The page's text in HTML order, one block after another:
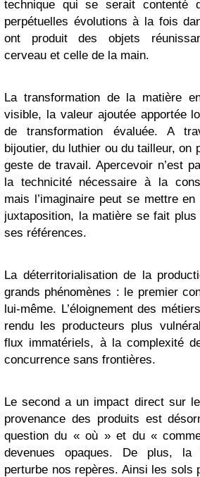
technique qui se serait contenté
perpétuelles évolutions à la fois
ont produit des objets
cerveau et celle de la main.
La transformation de la matière
visible, la valeur ajoutée apportée
de transformation évaluée. A
bijoutier, du luthier ou du tailleur, on
geste de travail. Apercevoir n’est
la technicité nécessaire à la
mais l’imaginaire peut se mettre
juxtaposition, la matière se fait
ses références.
La déterritorialisation de la
grands phénomènes : le premier
lui-même. L’éloignement des
rendu les producteurs plus
flux immatériels, à la complexité
concurrence sans frontières.
Le second a un impact direct sur
provenance des produits est
question du « où » et du «
devenues opaques. De plus, la
perturbe nos repères. Ainsi les sols